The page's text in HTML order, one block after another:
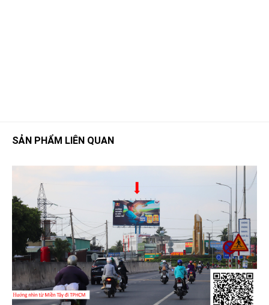
SẢN PHẨM LIÊN QUAN